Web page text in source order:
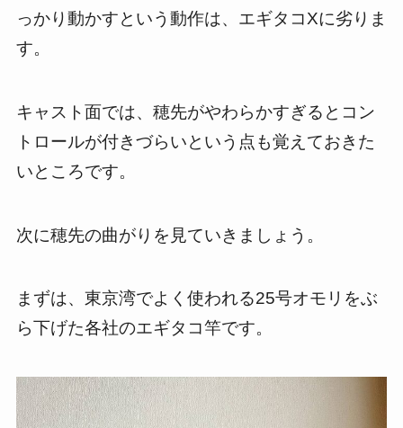
っかり動かすという動作は、エギタコXに劣りま
す。
キャスト面では、穂先がやわらかすぎるとコン
トロールが付きづらいという点も覚えておきた
いところです。
次に穂先の曲がりを見ていきましょう。
まずは、東京湾でよく使われる25号オモリをぶ
ら下げた各社のエギタコ竿です。